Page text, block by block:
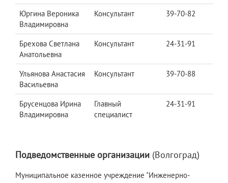
Юргина Вероника
Владимировна
Консультант 39-70-82
Брехова Светлана
Анатольевна
Консультант 24-31-91
Ульянова Анастасия
Васильевна
Консультант 39-70-88
Брусенцова Ирина
Владимировна
Главный
специалист
24-31-91
Подведомственные организации (Волгоград)
Муниципальное казенное учреждение "Инженерно-